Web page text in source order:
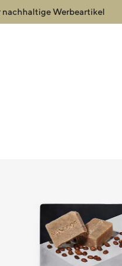
nachhaltige Werbeartikel